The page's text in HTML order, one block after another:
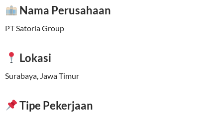
Nama Perusahaan
PT Satoria Group
Lokasi
Surabaya, Jawa Timur
Tipe Pekerjaan